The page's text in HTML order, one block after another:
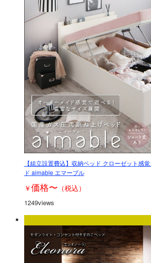
【組立設置費込】収納ベッド クローゼット感
ド aimable エマーブル
￥価格〜 （税込）
1249views